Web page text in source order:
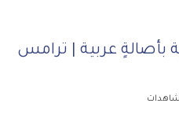
بأصالةٍ عربية | ترامس